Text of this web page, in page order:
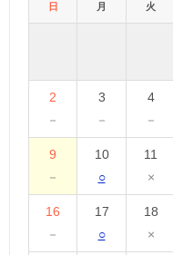
日 月 火
2
－
3
－
4
－
9
－
10
○
11
×
16
－
17
○
18
×